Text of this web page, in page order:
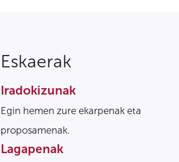
Eskaerak
Iradokizunak
Egin hemen zure ekarpenak eta
proposamenak.
Lagapenak